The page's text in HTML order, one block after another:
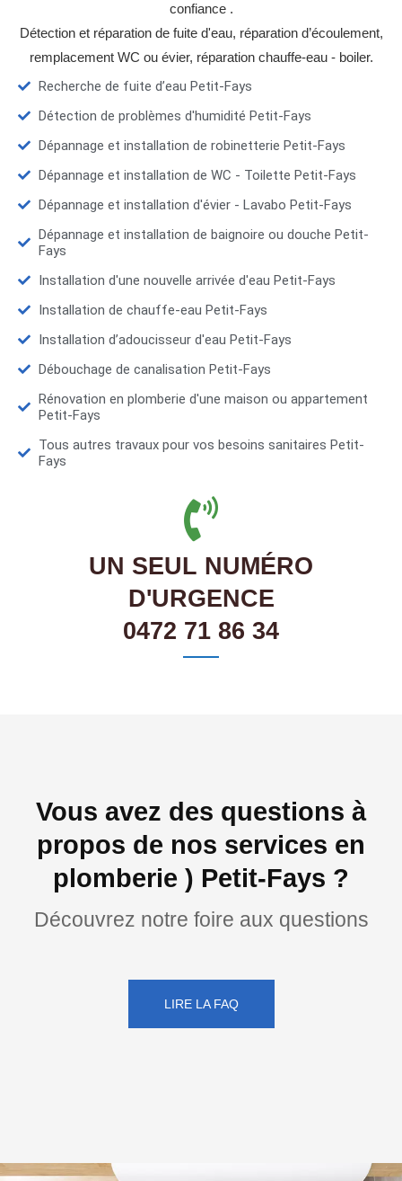
confiance .
Détection et réparation de fuite d'eau, réparation d’écoulement,
remplacement WC ou évier, réparation chauffe-eau - boiler.
Recherche de fuite d’eau Petit-Fays
Détection de problèmes d'humidité Petit-Fays
Dépannage et installation de robinetterie Petit-Fays
Dépannage et installation de WC - Toilette Petit-Fays
Dépannage et installation d'évier - Lavabo Petit-Fays
Dépannage et installation de baignoire ou douche Petit-
Fays
Installation d'une nouvelle arrivée d'eau Petit-Fays
Installation de chauffe-eau Petit-Fays
Installation d’adoucisseur d'eau Petit-Fays
Débouchage de canalisation Petit-Fays
Rénovation en plomberie d'une maison ou appartement
Petit-Fays
Tous autres travaux pour vos besoins sanitaires Petit-
Fays
UN SEUL NUMÉRO
D'URGENCE
0472 71 86 34
Vous avez des questions à
propos de nos services en
plomberie ) Petit-Fays ?
Découvrez notre foire aux questions
LIRE LA FAQ